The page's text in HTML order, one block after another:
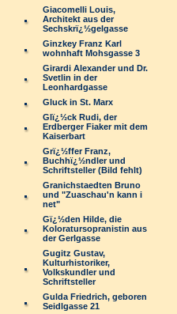
Giacomelli Louis,
Architekt aus der
Sechskrï¿½gelgasse
Ginzkey Franz Karl
wohnhaft Mohsgasse 3
Girardi Alexander und Dr.
Svetlin in der
Leonhardgasse
Gluck in St. Marx
Glï¿½ck Rudi, der
Erdberger Fiaker mit dem
Kaiserbart
Grï¿½ffer Franz,
Buchhï¿½ndler und
Schriftsteller (Bild fehlt)
Granichstaedten Bruno
und "Zuaschau'n kann i
net"
Gï¿½den Hilde, die
Koloratursopranistin aus
der Gerlgasse
Gugitz Gustav,
Kulturhistoriker,
Volkskundler und
Schriftsteller
Gulda Friedrich, geboren
Seidlgasse 21